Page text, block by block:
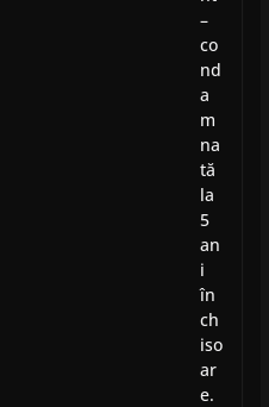
–
co
nd
a
m
na
tă
la
5
an
i
în
ch
iso
ar
e.